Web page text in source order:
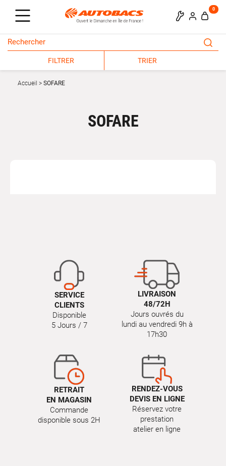
0
FILTRER TRIER
Accueil SOFARE
SOFARE
SERVICE
CLIENTS
Disponible
5 Jours / 7
LIVRAISON
48/72H
Jours ouvrés du
lundi au vendredi 9h à
17h30
RETRAIT
EN MAGASIN
Commande
disponible sous 2H
RENDEZ-VOUS
DEVIS EN LIGNE
Réservez votre
prestation
atelier en ligne